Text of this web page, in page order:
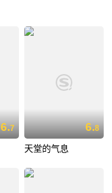
6.7 6.8
天堂的气息